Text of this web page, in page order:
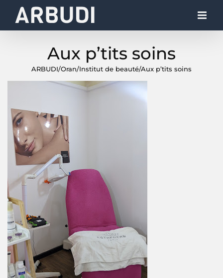
Aux p’tits soins
ARBUDI/Oran/Institut de beauté/Aux p’tits soins